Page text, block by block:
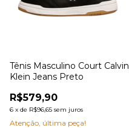
Tênis Masculino Court Calvin
Klein Jeans Preto
R$579,90
6 x de R$96,65 sem juros
Atenção, última peça!